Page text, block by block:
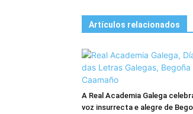
Artículos relacionados
A Real Academia Galega
voz insurrecta e alegre de